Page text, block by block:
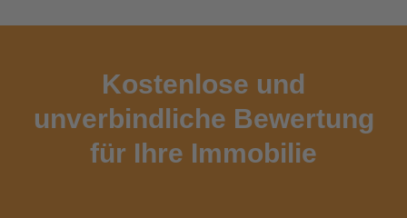
Kostenlose und
unverbindliche Bewertung
für Ihre Immobilie